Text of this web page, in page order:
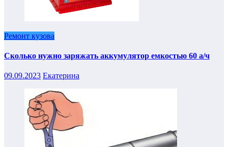
Ремонт кузова
Сколько нужно заряжать аккумулятор емкостью 60 а/ч
09.09.2023 Екатерина